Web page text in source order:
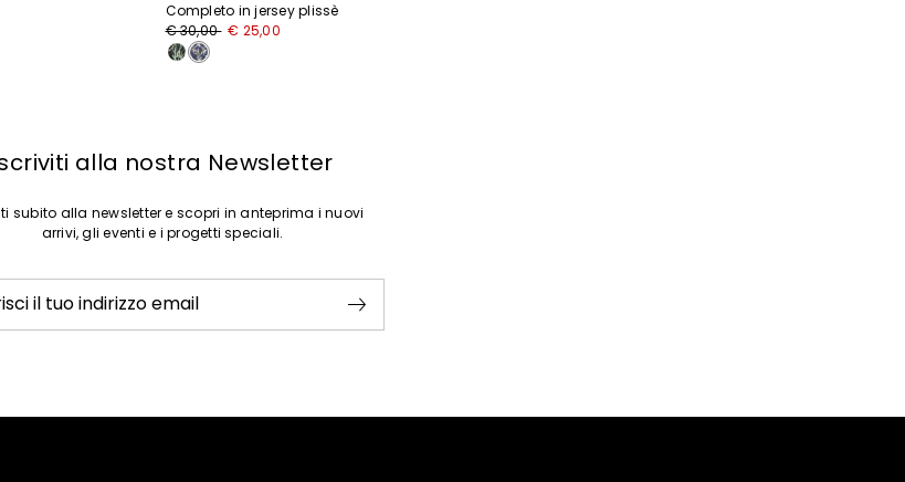
Completo in jersey plissè
Prezzo
originale
€
€ 30,00 Nuovo
prezzo
€ 25,00
alla nostra Newsletter
subito alla newsletter e scopri in anteprima i nuovi
arrivi, gli eventi e i progetti speciali.
il tuo indirizzo email